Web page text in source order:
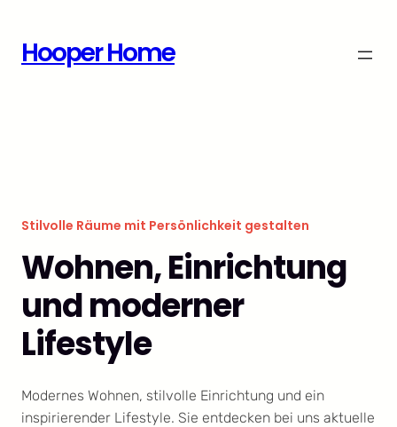
Inhalt
springen
Hooper Home
Stilvolle Räume mit Persönlichkeit gestalten
Wohnen, Einrichtung
und moderner
Lifestyle
Modernes Wohnen, stilvolle Einrichtung und ein
inspirierender Lifestyle. Sie entdecken bei uns aktuelle